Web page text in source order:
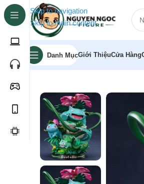
Skip to navigation
Skip to main content
Danh MụcGiới ThiệuCửa Hàng
Trang chủ»